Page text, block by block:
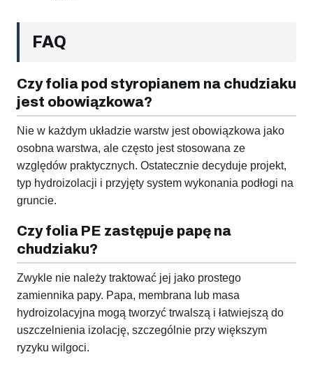
FAQ
Czy folia pod styropianem na chudziaku
jest obowiązkowa?
Nie w każdym układzie warstw jest obowiązkowa jako
osobna warstwa, ale często jest stosowana ze
względów praktycznych. Ostatecznie decyduje projekt,
typ hydroizolacji i przyjęty system wykonania podłogi na
gruncie.
Czy folia PE zastępuje papę na
chudziaku?
Zwykle nie należy traktować jej jako prostego
zamiennika papy. Papa, membrana lub masa
hydroizolacyjna mogą tworzyć trwalszą i łatwiejszą do
uszczelnienia izolację, szczególnie przy większym
ryzyku wilgoci.